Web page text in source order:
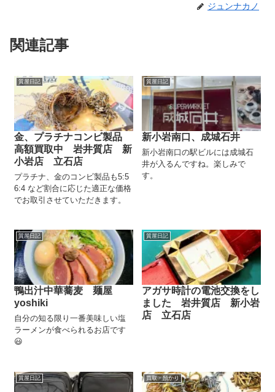
ジュンナカノ
関連記事
質屋日記
金、プラチナコンビ製品
高額買取中 岩井質店 新
小岩店 立石店
プラチナ、金のコンビ製品も5:5
6:4 など割合に応じた適正な価格
でお取引させていただきます。
質屋日記
新小岩南口、成城石井
新小岩南口の駅ビルには成城石
井が入るんですね。楽しみで
す。
質屋日記
鴨出汁中華蕎麦 麺屋
yoshiki
自分の知る限り一番美味しい塩
ラーメンが食べられるお店です
😃
質屋日記
アガサ時計の電池交換をし
ました 岩井質店 新小岩
店 立石店
質屋日記 買取・預かり